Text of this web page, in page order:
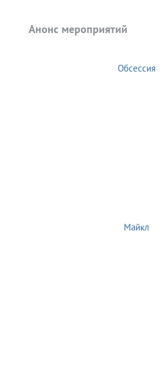
Анонс мероприятий
Обсессия
Майкл